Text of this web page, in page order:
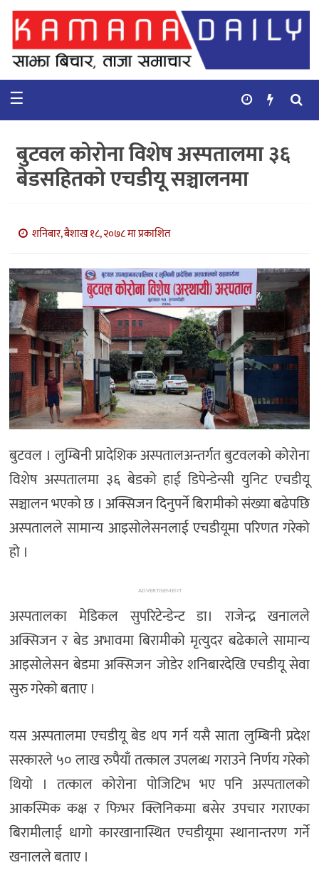
गृहपृष्ठ
समाचार
कुराकानी
बाणिज्य
भिडियो
सिफारिस
☰
बुटवल कोरोना विशेष अस्पतालमा ३६
बेडसहितको एचडीयू सञ्चालनमा
शनिबार, बैशाख १८, २०७८ मा प्रकाशित
बुटवल । लुम्बिनी प्रादेशिक अस्पतालअन्तर्गत बुटवलको कोरोना
विशेष अस्पतालमा ३६ बेडको हाई डिपेन्डेन्सी युनिट एचडीयू
सञ्चालन भएको छ । अक्सिजन दिनुपर्ने बिरामीको संख्या बढेपछि
अस्पतालले सामान्य आइसोलेसनलाई एचडीयूमा परिणत गरेको
हो ।
ADVERTISEMENT
अस्पतालका मेडिकल सुपरिटेन्डेन्ट डा। राजेन्द्र खनालले
अक्सिजन र बेड अभावमा बिरामीको मृत्युदर बढेकाले सामान्य
आइसोलेसन बेडमा अक्सिजन जोडेर शनिबारदेखि एचडीयू सेवा
सुरु गरेको बताए ।
यस अस्पतालमा एचडीयू बेड थप गर्न यसै साता लुम्बिनी प्रदेश
सरकारले ५० लाख रुपैयाँ तत्काल उपलब्ध गराउने निर्णय गरेको
थियो । तत्काल कोरोना पोजिटिभ भए पनि अस्पतालको
आकस्मिक कक्ष र फिभर क्लिनिकमा बसेर उपचार गराएका
बिरामीलाई धागो कारखानास्थित एचडीयूमा स्थानान्तरण गर्ने
खनालले बताए ।